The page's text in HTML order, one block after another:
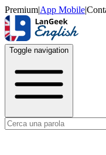
Premium|App Mobile|
Toggle navigation